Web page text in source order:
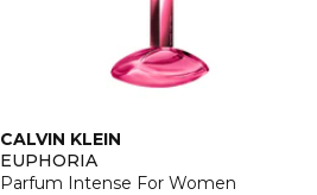
CALVIN KLEIN
EUPHORIA
Parfum Intense For Women